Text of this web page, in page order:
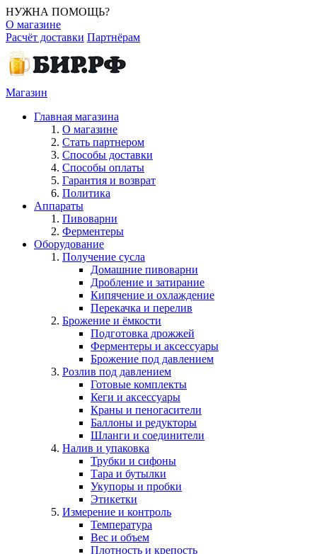
НУЖНА ПОМОЩЬ?
О магазине
Расчёт доставки Партнёрам
Магазин
Главная магазина
О магазине
Стать партнером
Способы доставки
Способы оплаты
Гарантия и возврат
Политика
Аппараты
Пивоварни
Ферментеры
Оборудование
Получение сусла
Домашние пивоварни
Дробление и затирание
Кипячение и охлаждение
Перекачка и перелив
Брожение и ёмкости
Подготовка дрожжей
Ферментеры и аксессуары
Брожение под давлением
Розлив под давлением
Готовые комплекты
Кеги и аксессуары
Краны и пеногасители
Баллоны и редукторы
Шланги и соединители
Налив и упаковка
Трубки и сифоны
Тара и бутылки
Укупоры и пробки
Этикетки
Измерение и контроль
Температура
Вес и объем
Плотность и крепость